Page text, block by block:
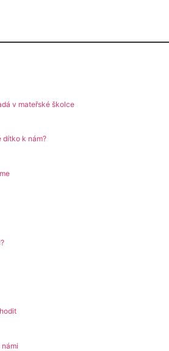
v mateřské školce
dítko k nám?